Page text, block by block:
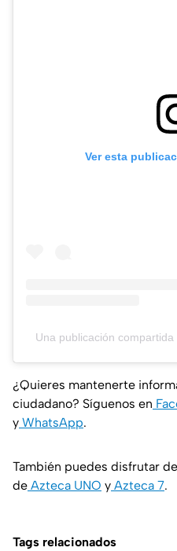
Ver esta
Una publicación
¿Quieres mantenerte
ciudadano? Síguenos en
y WhatsApp.
También puedes disfrutar
de Azteca UNO y Azteca 7.
Tags relacionados